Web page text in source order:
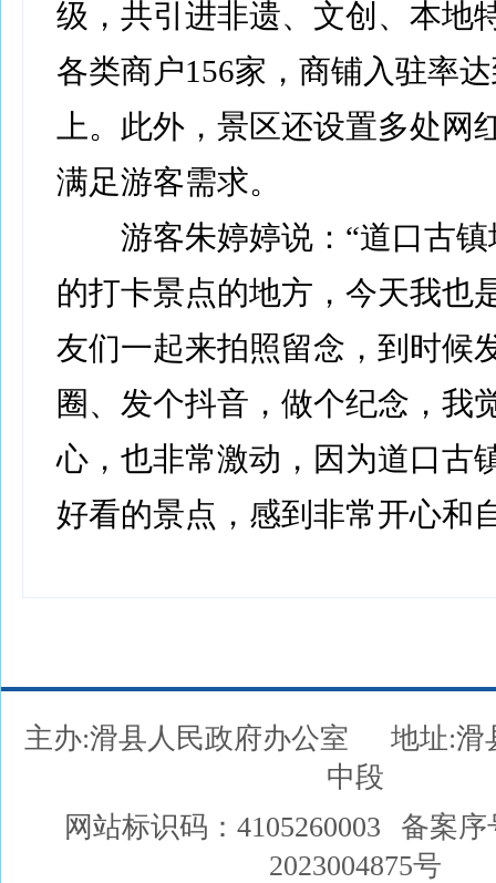
级，共引进非遗、文创、本地
各类商户156家，商铺入驻率
上。此外，景区还设置多处网
满足游客需求。
游客朱婷婷说：“道口古镇
的打卡景点的地方，今天我也
友们一起来拍照留念，到时候
圈、发个抖音，做个纪念，我
心，也非常激动，因为道口古
好看的景点，感到非常开心和
主办:滑县人民政府办公室
地址:滑
中段
网站标识码：4105260003
备案序
2023004875号